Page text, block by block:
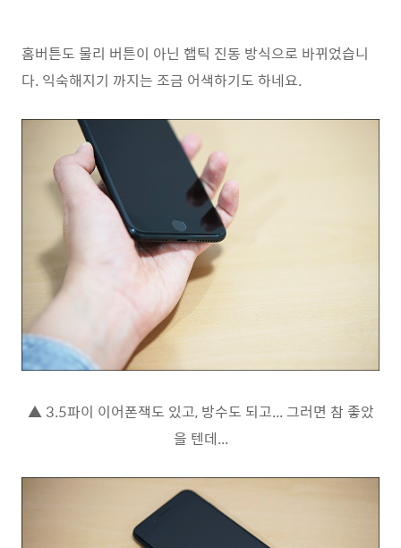
홈버튼도 물리 버튼이 아닌 햅틱 진동 방식으로 바뀌었습니
다. 익숙해지기 까지는 조금 어색하기도 하네요.
▲ 3.5파이 이어폰잭도 있고, 방수도 되고... 그러면 참 좋았
을 텐데...